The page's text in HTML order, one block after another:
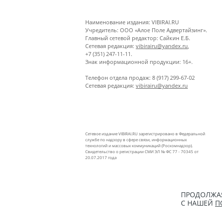
Наименование издания: VIBIRAI.RU
Учредитель: ООО «Алое Поле Адвертайзинг».
Главный сетевой редактор: Сайкин Е.Б.
Сетевая редакция: vibirairu@yandex.ru
+7 (351) 247-11-11.
Знак информационной продукции: 16+.
Телефон отдела продаж: 8 (917) 299-67-02
Сетевая редакция: vibirairu@yandex.ru
Сетевое издание VIBIRAI.RU зарегистрировано в Федеральной
службе по надзору в сфере связи, информационных
технологий и массовых коммуникаций (Роскомнадзор).
Свидетельство о регистрации СМИ ЭЛ № ФС 77 - 70345 от
20.07.2017 года
С НАШЕЙ